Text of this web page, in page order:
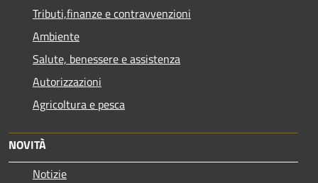
Tributi,finanze e contravvenzioni
Ambiente
Salute, benessere e assistenza
Autorizzazioni
Agricoltura e pesca
NOVITÀ
Notizie